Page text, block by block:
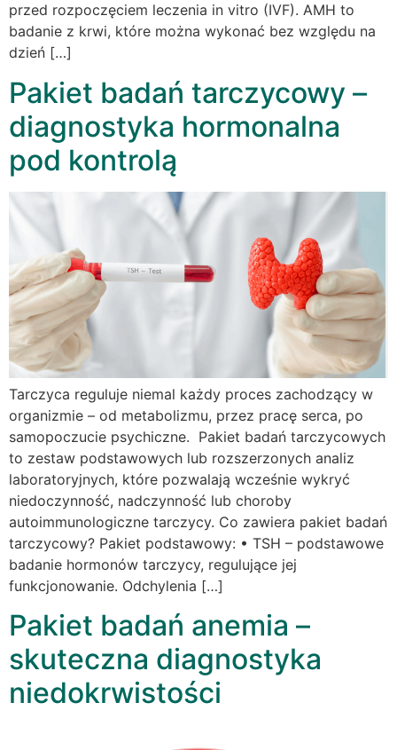
przed rozpoczęciem leczenia in vitro (IVF). AMH to
badanie z krwi, które można wykonać bez względu na
dzień […]
Pakiet badań tarczycowy –
diagnostyka hormonalna
pod kontrolą
Tarczyca reguluje niemal każdy proces zachodzący w
organizmie – od metabolizmu, przez pracę serca, po
samopoczucie psychiczne. Pakiet badań tarczycowych
to zestaw podstawowych lub rozszerzonych analiz
laboratoryjnych, które pozwalają wcześnie wykryć
niedoczynność, nadczynność lub choroby
autoimmunologiczne tarczycy. Co zawiera pakiet badań
tarczycowy? Pakiet podstawowy: • TSH – podstawowe
badanie hormonów tarczycy, regulujące jej
funkcjonowanie. Odchylenia […]
Pakiet badań anemia –
skuteczna diagnostyka
niedokrwistości